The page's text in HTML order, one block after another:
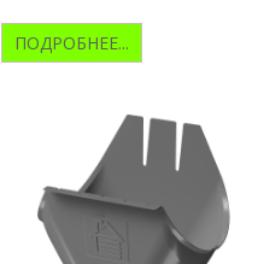
ПОДРОБНЕЕ...